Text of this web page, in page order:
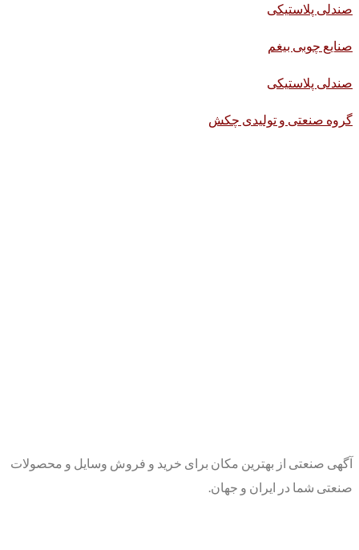
صندلی پلاستیکی
صنایع چوبی بیغم
صندلی پلاستیکی
گروه صنعتی و تولیدی چکش
آگهی صنعتی از بهترین مکان برای خرید و فروش وسایل و محصولات
صنعتی شما در ایران و جهان.